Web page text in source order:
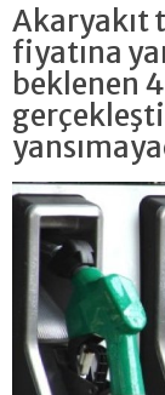
Akaryakıt
fiyatına
beklenen